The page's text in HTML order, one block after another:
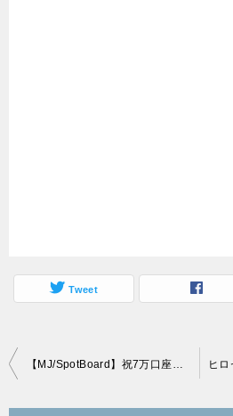
Tweet
投
【MJ/SpotBoard】祝7万口座達成記念キャンペーン